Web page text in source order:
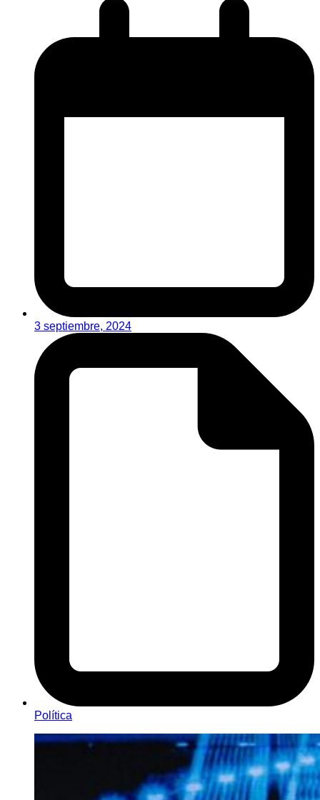
3 septiembre, 2024
Política